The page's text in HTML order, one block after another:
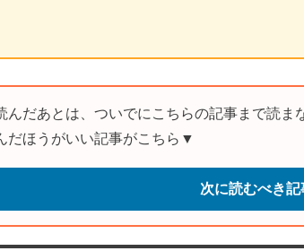
んだあとは、ついでにこちらの記事まで読ま
だほうがいい記事がこちら▼
次に読むべき記